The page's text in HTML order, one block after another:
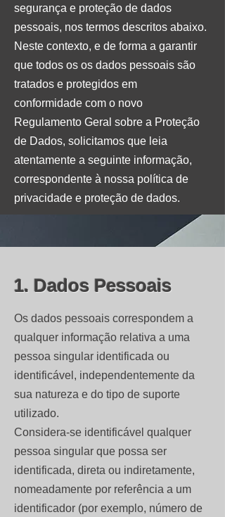
segurança e proteção de dados
pessoais, nos termos descritos abaixo.
Neste contexto, e de forma a garantir
que todos os os dados pessoais são
tratados e protegidos em
conformidade com o novo
Regulamento Geral sobre a Proteção
de Dados, solicitamos que leia
atentamente a seguinte informação,
correspondente à nossa política de
privacidade e proteção de dados.
1. Dados Pessoais
Os dados pessoais correspondem a
qualquer informação relativa a uma
pessoa singular identificada ou
identificável, independentemente da
sua natureza e do tipo de suporte
utilizado.
Considera-se identificável qualquer
pessoa singular que possa ser
identificada, direta ou indiretamente,
nomeadamente por referência a um
identificador (por exemplo, número de